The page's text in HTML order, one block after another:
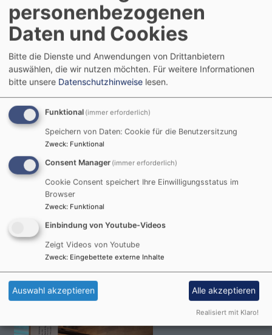
Sa, 5.9. 10-11 Uhr
Gottesdienst im Matthäusstift
Pfrin. Krieger
Landshut Matthäusstift
So, 6.9. 10-11 Uhr
Gottesdienst in der Christuskirche
Pfr. i.R. Dr. Matthias Flothow
Landshut Christuskirche
personenbezogenen
Daten und Cookies
Bitte die Dienste und Anwendungen von Drittanbietern
auswählen, die wir nutzen möchten. Für weitere Informationen
bitte unsere Datenschutzhinweise lesen.
Funktional (immer erforderlich)
Speichern von Daten: Cookie für die Benutzersitzung
Zweck: Funktional
Consent Manager (immer erforderlich)
Cookie Consent speichert Ihre Einwilligungsstatus im
Browser
Zweck: Funktional
Einbindung von Youtube-Videos
Zeigt Videos von Youtube
Zweck: Eingebettete externe Inhalte
Auswahl akzeptieren Alle akzeptieren
Realisiert mit Klaro!